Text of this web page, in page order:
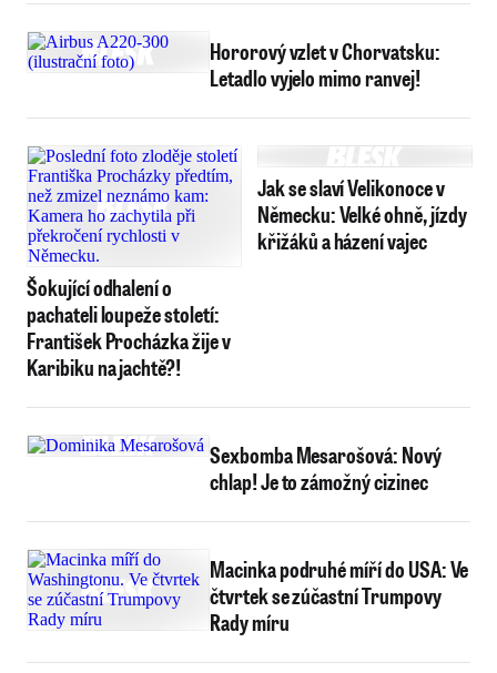
Hororový vzlet v Chorvatsku:
Letadlo vyjelo mimo ranvej!
Šokující odhalení o
pachateli loupeže století:
František Procházka žije v
Karibiku na jachtě?!
Jak se slaví Velikonoce v
Německu: Velké ohně, jízdy
křižáků a házení vajec
Sexbomba Mesarošová: Nový
chlap! Je to zámožný cizinec
Macinka podruhé míří do USA: Ve
čtvrtek se zúčastní Trumpovy
Rady míru